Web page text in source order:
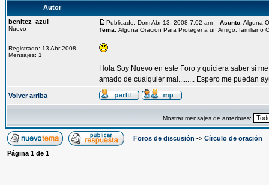
Autor
benitez_azul
Nuevo
Registrado: 13 Abr 2008
Mensajes: 1
Publicado: Dom Abr 13, 2008 7:02 am Asunto: Alguna
Tema: Alguna Oracion Para Proteger a un Amigo, familiar o
Hola Soy Nuevo en este Foro y quiciera saber si
amado de cualquier mal......... Espero me puedan
Volver arriba
Mostrar mensajes de anteriores:
Foros de discusión -> Círculo de oración
Página 1 de 1